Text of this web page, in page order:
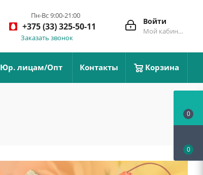
Войти
Мой кабинет
Пн-Вс 9:00-21:00
+375 (33) 325-50-11
Заказать звонок
Юр. лицам/Опт Контакты Корзина
0
0